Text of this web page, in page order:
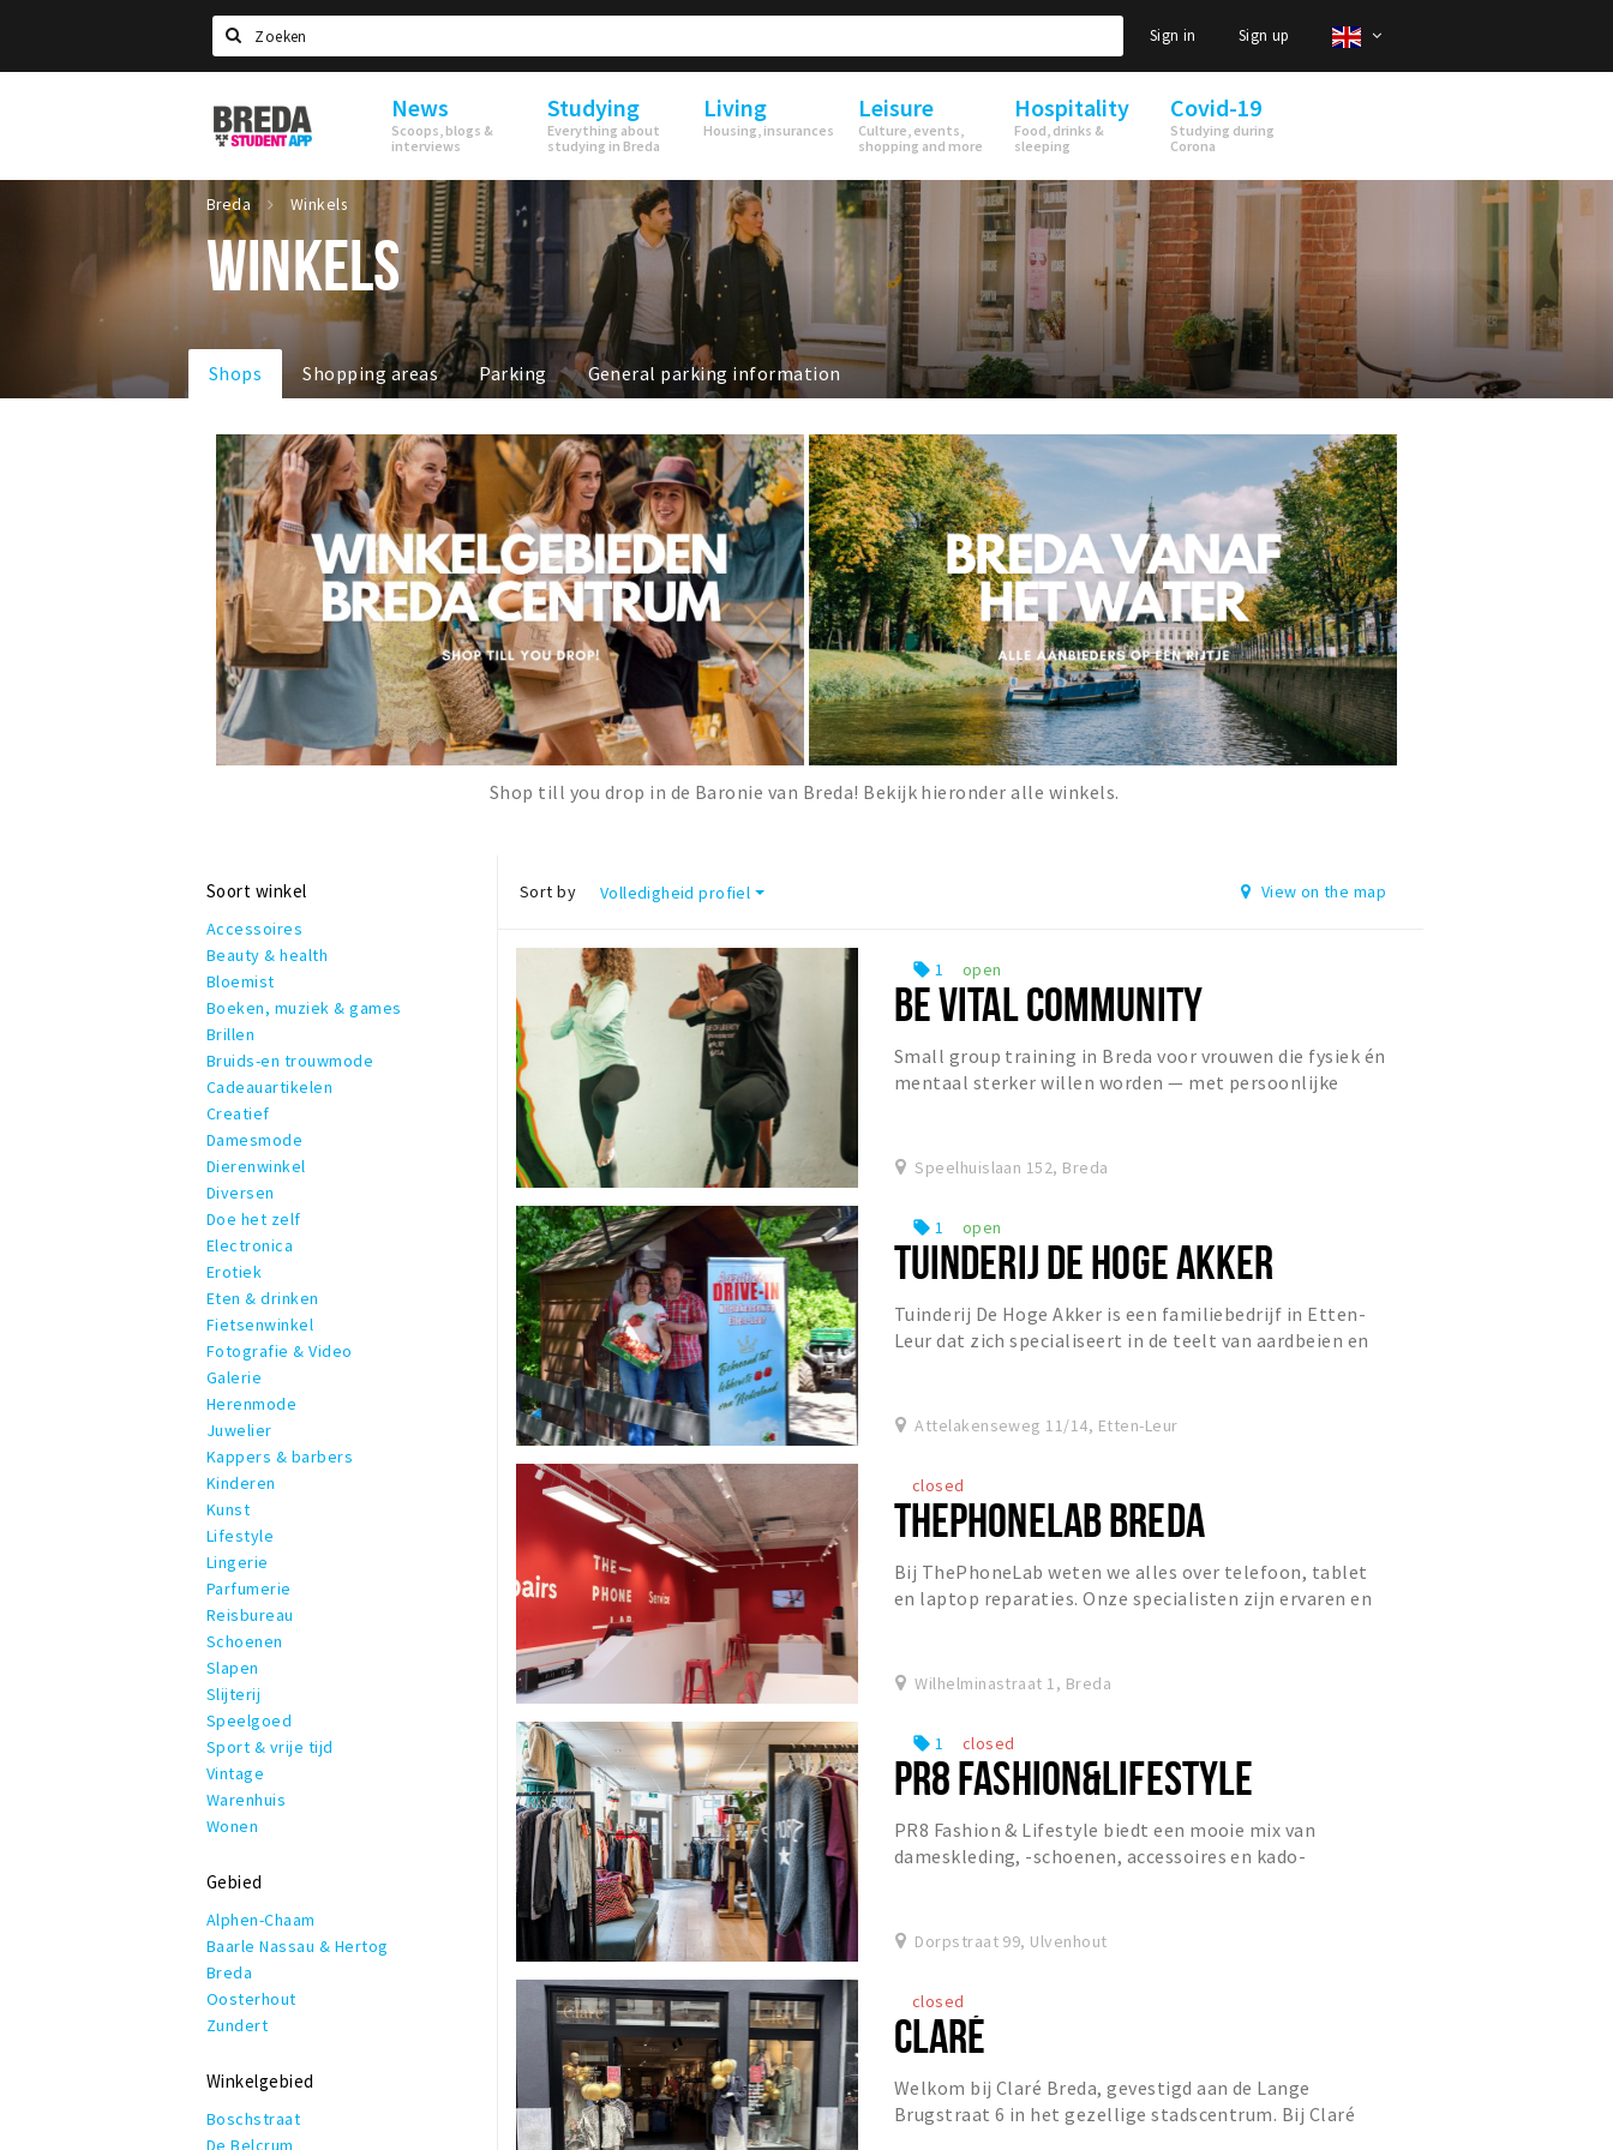
Search
Sign in Sign up
Breda
Student
News
Scoops, blogs &
interviews
Studying
Everything about
studying in Breda
Living
Housing, insurances
Leisure
Culture, events,
shopping and more
Hospitality
Food, drinks &
sleeping
Covid-19
Studying during
Corona
Breda Winkels
WINKELS
Shops Shopping areas Parking General parking information
Shop till you drop in de Baronie van Breda! Bekijk hieronder alle winkels.
Soort winkel
Accessoires
Beauty & health
Bloemist
Boeken, muziek & games
Brillen
Bruids-en trouwmode
Cadeauartikelen
Creatief
Damesmode
Dierenwinkel
Diversen
Doe het zelf
Electronica
Erotiek
Eten & drinken
Fietsenwinkel
Fotografie & Video
Galerie
Herenmode
Juwelier
Kappers & barbers
Kinderen
Kunst
Lifestyle
Lingerie
Parfumerie
Reisbureau
Schoenen
Slapen
Slijterij
Speelgoed
Sport & vrije tijd
Vintage
Warenhuis
Wonen
Gebied
Alphen-Chaam
Baarle Nassau & Hertog
Breda
Oosterhout
Zundert
Winkelgebied
Boschstraat
De Belcrum
Sort by Volledigheid profiel View on the map
local_offer 1 open
BE VITAL COMMUNITY
Small group training in Breda voor vrouwen die fysiek én
mentaal sterker willen worden — met persoonlijke
Speelhuislaan 152, Breda
local_offer 1 open
TUINDERIJ DE HOGE AKKER
Tuinderij De Hoge Akker is een familiebedrijf in Etten-
Leur dat zich specialiseert in de teelt van aardbeien en
Attelakenseweg 11/14, Etten-Leur
closed
THEPHONELAB BREDA
Bij ThePhoneLab weten we alles over telefoon, tablet
en laptop reparaties. Onze specialisten zijn ervaren en
Wilhelminastraat 1, Breda
local_offer 1 closed
PR8 FASHION&LIFESTYLE
PR8 Fashion & Lifestyle biedt een mooie mix van
dameskleding, -schoenen, accessoires en kado-
Dorpstraat 99, Ulvenhout
closed
CLARÉ
Welkom bij Claré Breda, gevestigd aan de Lange
Brugstraat 6 in het gezellige stadscentrum. Bij Claré